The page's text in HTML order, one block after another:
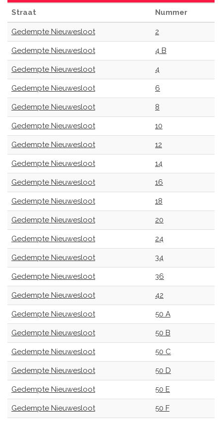
Straat Nummer
Gedempte Nieuwesloot 2
Gedempte Nieuwesloot 4 B
Gedempte Nieuwesloot 4
Gedempte Nieuwesloot 6
Gedempte Nieuwesloot 8
Gedempte Nieuwesloot 10
Gedempte Nieuwesloot 12
Gedempte Nieuwesloot 14
Gedempte Nieuwesloot 16
Gedempte Nieuwesloot 18
Gedempte Nieuwesloot 20
Gedempte Nieuwesloot 24
Gedempte Nieuwesloot 34
Gedempte Nieuwesloot 36
Gedempte Nieuwesloot 42
Gedempte Nieuwesloot 50 A
Gedempte Nieuwesloot 50 B
Gedempte Nieuwesloot 50 C
Gedempte Nieuwesloot 50 D
Gedempte Nieuwesloot 50 E
Gedempte Nieuwesloot 50 F